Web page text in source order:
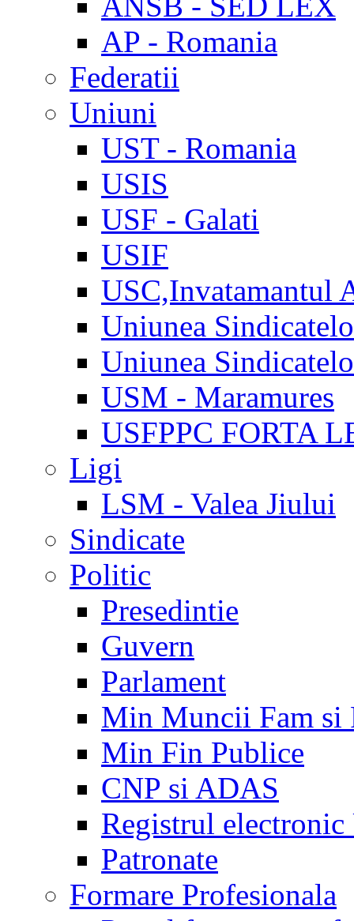
AP - Romania
Federatii
Uniuni
UST - Romania
USIS
USF - Galati
USIF
USC,Invatamantul
Uniunea
Uniunea
USM - Maramures
USFPPC FORTA
Ligi
LSM - Valea Jiului
Sindicate
Politic
Presedintie
Guvern
Parlament
Min Muncii Fam si
Min Fin Publice
CNP si ADAS
Registrul electronic
Patronate
Formare Profesionala